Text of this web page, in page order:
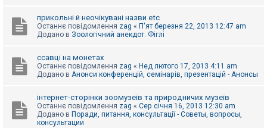
м
г
прикольні й неочікувані назви etc
Останнє повідомлення zag « П'ят березня 22, 2013 12:47 am
Додано в Зоологічний анекдот. Фіглі
ссавці на монетах
Останнє повідомлення zag « Нед лютого 17, 2013 4:11 am
Додано в Анонси конференцій, семінарів, презентацій - Анонсы
інтернет-сторінки зоомузеїв та природничих музеїв
Останнє повідомлення zag « Сер січня 16, 2013 12:30 am
Додано в Поради, питання, консультації - Советы, вопросы,
консультации